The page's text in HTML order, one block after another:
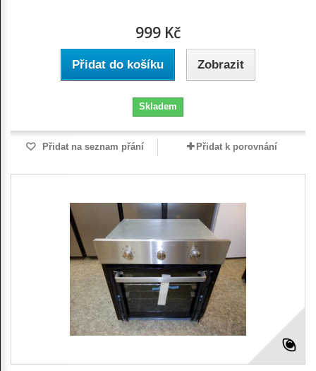
999 Kč
Přidat do košíku Zobrazit
Skladem
Přidat na seznam přání Přidat k porovnání